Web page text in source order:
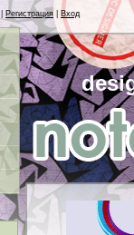
Регистрация Вход